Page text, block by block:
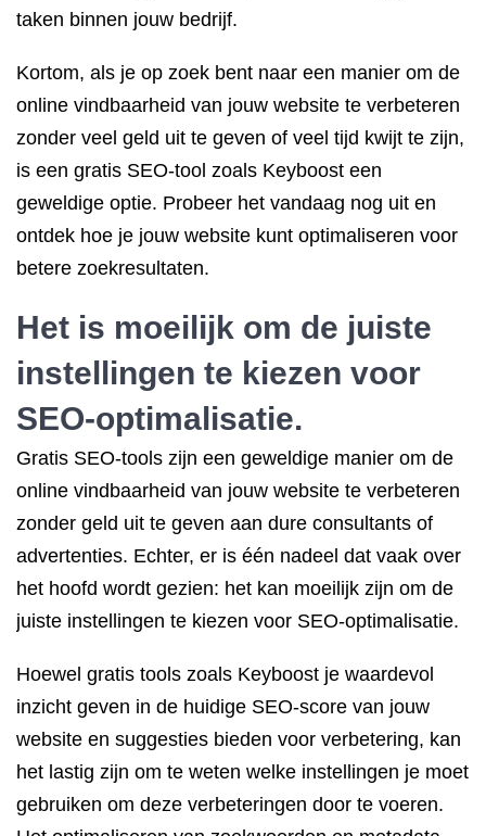
taken binnen jouw bedrijf.
Kortom, als je op zoek bent naar een manier om de
online vindbaarheid van jouw website te verbeteren
zonder veel geld uit te geven of veel tijd kwijt te zijn,
is een gratis SEO-tool zoals Keyboost een
geweldige optie. Probeer het vandaag nog uit en
ontdek hoe je jouw website kunt optimaliseren voor
betere zoekresultaten.
Het is moeilijk om de juiste
instellingen te kiezen voor
SEO-optimalisatie.
Gratis SEO-tools zijn een geweldige manier om de
online vindbaarheid van jouw website te verbeteren
zonder geld uit te geven aan dure consultants of
advertenties. Echter, er is één nadeel dat vaak over
het hoofd wordt gezien: het kan moeilijk zijn om de
juiste instellingen te kiezen voor SEO-optimalisatie.
Hoewel gratis tools zoals Keyboost je waardevol
inzicht geven in de huidige SEO-score van jouw
website en suggesties bieden voor verbetering, kan
het lastig zijn om te weten welke instellingen je moet
gebruiken om deze verbeteringen door te voeren.